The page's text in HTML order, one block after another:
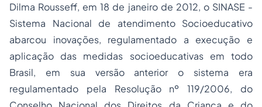
Dilma Rousseff, em 18 de janeiro de 2012, o SINASE -
Sistema Nacional de atendimento Socioeducativo
abarcou inovações, regulamentado a execução e
aplicação das medidas socioeducativas em todo
Brasil, em sua versão anterior o sistema era
regulamentado pela Resolução nº 119/2006, do